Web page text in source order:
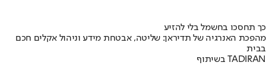
כך תחסכו בחשמל בלי להזיע
מהפכת האנרגיה של תדיראן: שליטה, אבטחת מידע וניהול אקלים חכם
בבית
בשיתוף TADIRAN